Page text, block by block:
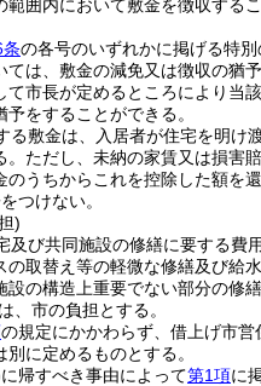
範囲内において敷金を徴収する
の各号のいずれかに掲げる特
ては、敷金の減免又は徴収の猶
て市長が定めるところにより当
をすることができる。
る敷金は、入居者が住宅を明け
ただし、未納の家賃又は損害
のうちからこれを控除した額を還
つけない。
)
及び共同施設の修繕に要する費用
の取替え等の軽微な修繕及び給
設の構造上重要でない部分の修
は、市の負担とする。
の規定にかかわらず、借上げ市営
に定めるものとする。
帰すべき事由によって第1項に